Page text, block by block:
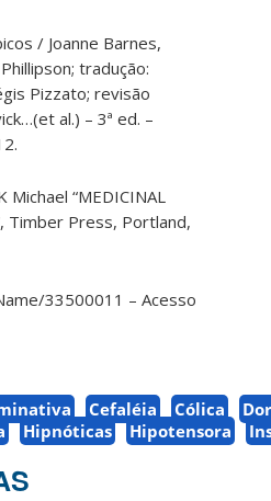
/ Joanne Barnes,
tradução:
Pizzato; revisão
al.) – 3ª ed. –
“MEDICINAL
Timber Press, Portland,
33500011 – Acesso
Cefaléia Cólica
Hipnóticas Hipotensora